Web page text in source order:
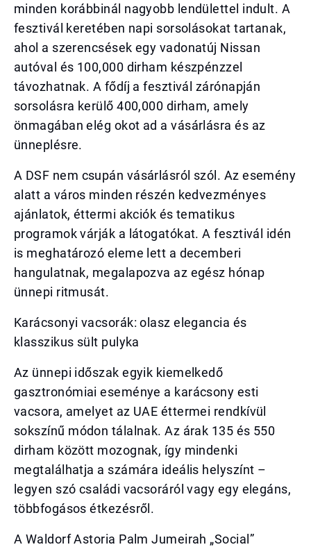
minden korábbinál nagyobb lendülettel indult. A
fesztivál keretében napi sorsolásokat tartanak,
ahol a szerencsések egy vadonatúj Nissan
autóval és 100,000 dirham készpénzzel
távozhatnak. A fődíj a fesztivál zárónapján
sorsolásra kerülő 400,000 dirham, amely
önmagában elég okot ad a vásárlásra és az
ünneplésre.
A DSF nem csupán vásárlásról szól. Az esemény
alatt a város minden részén kedvezményes
ajánlatok, éttermi akciók és tematikus
programok várják a látogatókat. A fesztivál idén
is meghatározó eleme lett a decemberi
hangulatnak, megalapozva az egész hónap
ünnepi ritmusát.
Karácsonyi vacsorák: olasz elegancia és
klasszikus sült pulyka
Az ünnepi időszak egyik kiemelkedő
gasztronómiai eseménye a karácsony esti
vacsora, amelyet az UAE éttermei rendkívül
sokszínű módon tálalnak. Az árak 135 és 550
dirham között mozognak, így mindenki
megtalálhatja a számára ideális helyszínt –
legyen szó családi vacsoráról vagy egy elegáns,
többfogásos étkezésről.
A Waldorf Astoria Palm Jumeirah „Social”